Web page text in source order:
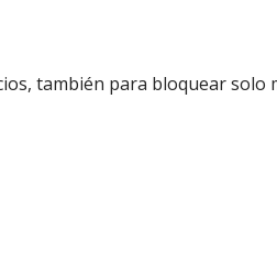
también para bloquear solo